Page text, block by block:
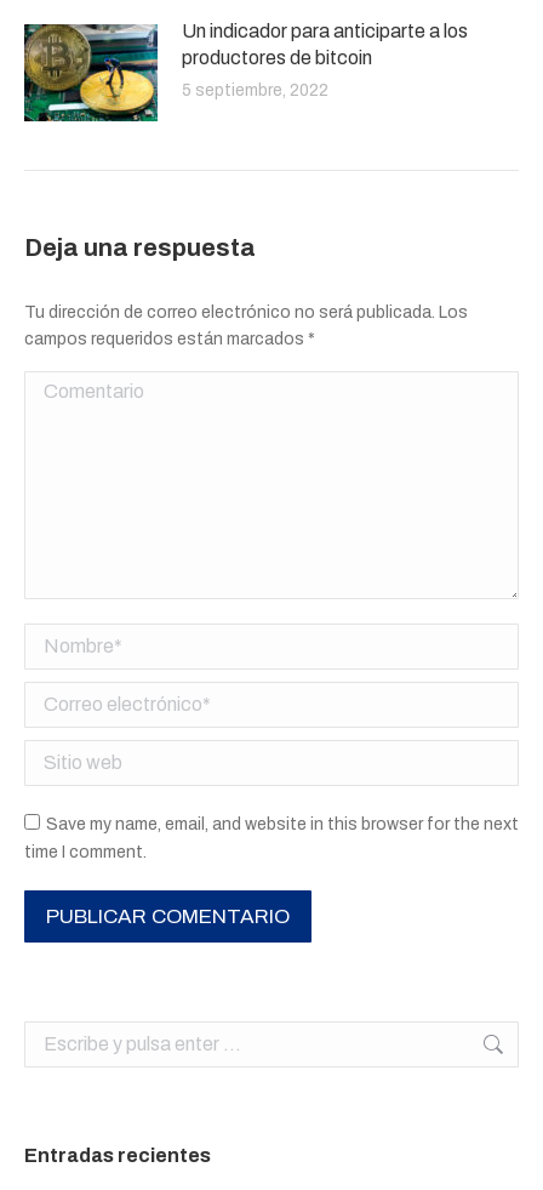
Un indicador para anticiparte a los
productores de bitcoin
5 septiembre, 2022
Deja una respuesta
Tu dirección de correo electrónico no será publicada. Los
campos requeridos están marcados *
Comentario
Nombre *
Correo electrónico *
Sitio web
Save my name, email, and website in this browser for the next
time I comment.
PUBLICAR COMENTARIO
Buscar:
Entradas recientes